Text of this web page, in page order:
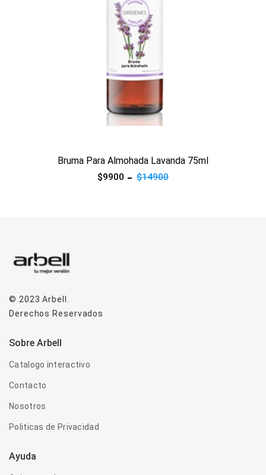
Bruma Para Almohada Lavanda 75ml
$9900 $14900
© 2023Arbell
Derechos Reservados
Sobre Arbell
Catalogo interactivo
Contacto
Nosotros
Politicas de Privacidad
Ayuda